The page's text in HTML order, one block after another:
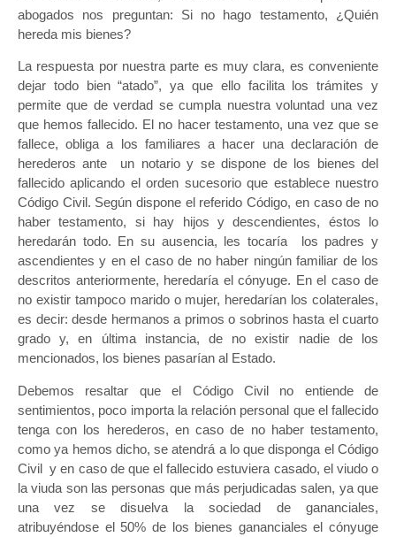
abogados nos preguntan: Si no hago testamento, ¿Quién
hereda mis bienes?
La respuesta por nuestra parte es muy clara, es conveniente
dejar todo bien “atado”, ya que ello facilita los trámites y
permite que de verdad se cumpla nuestra voluntad una vez
que hemos fallecido. El no hacer testamento, una vez que se
fallece, obliga a los familiares a hacer una declaración de
herederos ante un notario y se dispone de los bienes del
fallecido aplicando el orden sucesorio que establece nuestro
Código Civil. Según dispone el referido Código, en caso de no
haber testamento, si hay hijos y descendientes, éstos lo
heredarán todo. En su ausencia, les tocaría los padres y
ascendientes y en el caso de no haber ningún familiar de los
descritos anteriormente, heredaría el cónyuge. En el caso de
no existir tampoco marido o mujer, heredarían los colaterales,
es decir: desde hermanos a primos o sobrinos hasta el cuarto
grado y, en última instancia, de no existir nadie de los
mencionados, los bienes pasarían al Estado.
Debemos resaltar que el Código Civil no entiende de
sentimientos, poco importa la relación personal que el fallecido
tenga con los herederos, en caso de no haber testamento,
como ya hemos dicho, se atendrá a lo que disponga el Código
Civil y en caso de que el fallecido estuviera casado, el viudo o
la viuda son las personas que más perjudicadas salen, ya que
una vez se disuelva la sociedad de gananciales,
atribuyéndose el 50% de los bienes gananciales el cónyuge